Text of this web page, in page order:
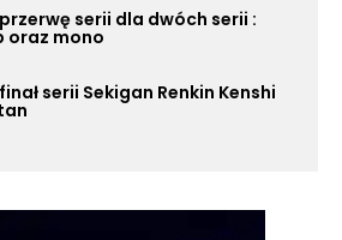
serii dla dwóch serii :
oraz mono
serii Sekigan Renkin Kenshi